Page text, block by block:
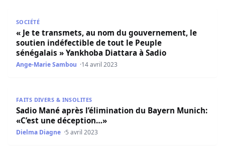
SOCIÉTÉ
« Je te transmets, au nom du gouvernement, le
soutien indéfectible de tout le Peuple
sénégalais » Yankhoba Diattara à Sadio
Ange-Marie Sambou 14 avril 2023
FAITS DIVERS & INSOLITES
Sadio Mané après l’élimination du Bayern Munich:
«C’est une déception…»
Dielma Diagne 5 avril 2023